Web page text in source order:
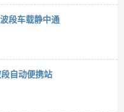
段车载静中通
自动便携站